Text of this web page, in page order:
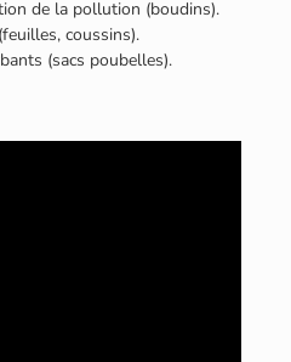
de la pollution (boudins).
coussins).
(sacs poubelles).